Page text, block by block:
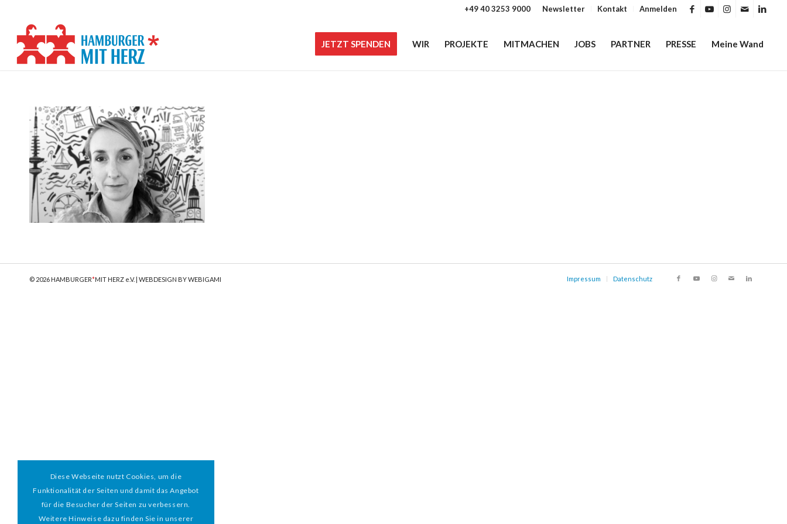
Newsletter Kontakt Anmelden
+49 40 3253 9000
JETZT SPENDEN WIR PROJEKTE MITMACHEN JOBS PARTNER PRESSE Meine Wand
© 2026 HAMBURGER*MIT HERZ e.V. | WEBDESIGN BY WEBIGAMI Impressum Datenschutz
Diese Webseite nutzt Cookies, um die
Funktionalität der Seiten und damit das Angebot
für die Besucher der Seiten zu verbessern.
Weitere Hinweise dazu finden Sie in unserer